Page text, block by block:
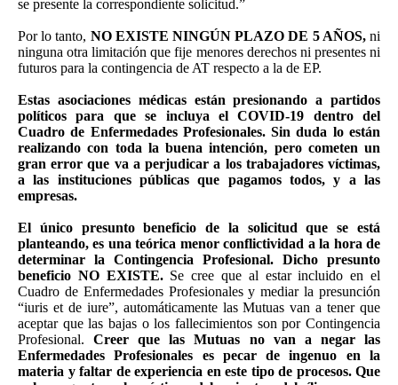
se presente la correspondiente solicitud.”
Por lo tanto, NO EXISTE NINGÚN PLAZO DE 5 AÑOS,ni
ninguna otra limitación que fije menores derechos ni presentes ni
futuros para la contingencia de AT respecto a la de EP.
Estas asociaciones médicas están presionando a partidos
políticos para que se incluya el COVID-19 dentro del
Cuadro de Enfermedades Profesionales. Sin duda lo están
realizando con toda la buena intención, pero cometen un
gran error que va a perjudicar a los trabajadores víctimas,
a las instituciones públicas que pagamos todos, y a las
empresas.
El único presunto beneficio de la solicitud que se está
planteando, es una teórica menor conflictividad a la hora de
determinar la Contingencia Profesional. Dicho presunto
beneficio NO EXISTE.Se cree que al estar incluido en el
Cuadro de Enfermedades Profesionales y mediar la presunción
“iuris et de iure”, automáticamente las Mutuas van a tener que
aceptar que las bajas o los fallecimientos son por Contingencia
Profesional. Creer que las Mutuas no van a negar las
Enfermedades Profesionales es pecar de ingenuo en la
materia y faltar de experiencia en este tipo de procesos. Que